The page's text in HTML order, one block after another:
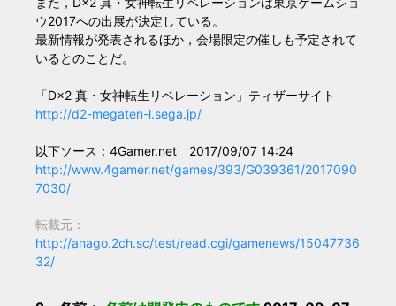
ウ2017への出展が決定している。
最新情報が発表されるほか，会場限定の催しも予定されて
いるとのことだ。
「D×2 真・女神転生リベレーション」ティザーサイト
http://d2-megaten-l.sega.jp/
以下ソース：4Gamer.net 2017/09/07 14:24
http://www.4gamer.net/games/393/G039361/2017090
7030/
転載元：
http://anago.2ch.sc/test/read.cgi/gamenews/15047736
32/